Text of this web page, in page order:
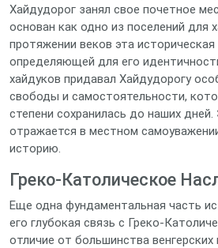
Хайдудорог занял свое почетное
основан как одно из поселений для
протяжении веков эта историческая
определяющей для его
хайдуков придавал Хайдудорогу
свободы и самостоятельности,
степени сохранилась до наших
отражается в местном
историю.
Греко-Католическое
Еще одна фундаментальная часть
его глубокая связь с Греко-
отличие от большинства